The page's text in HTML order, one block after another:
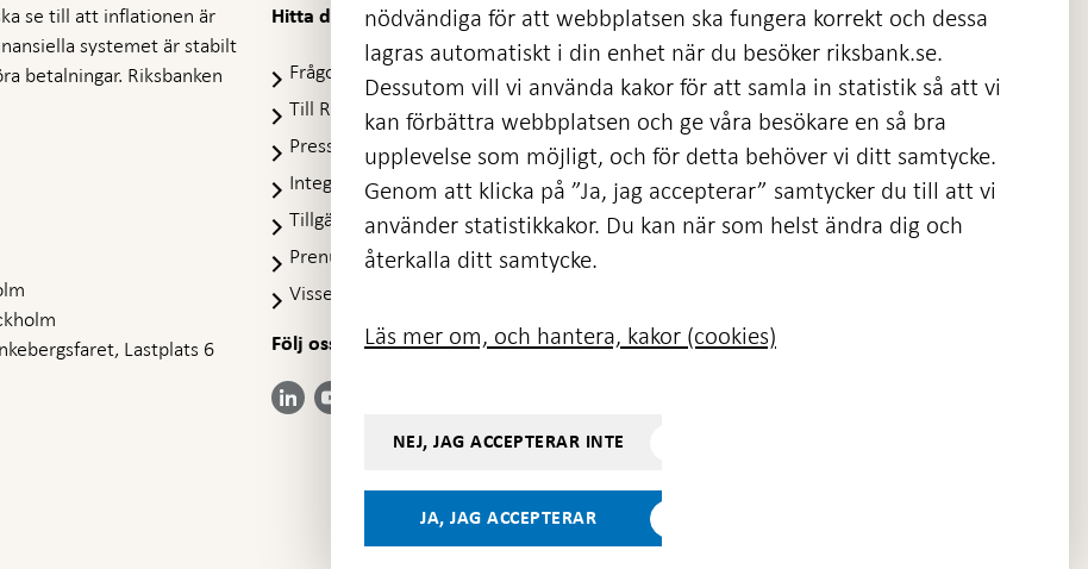
se till att inflationen är
systemet är stabilt
betalningar. Riksbanken
Lastplats 6
Hitta direkt
Frågor och svar
Öppnas
i
ny
flik
Till Riksbankens webbarkiv
Öppnas
ny
flik
Presskontakt
Integritetspolicy
Tillgänglighetsredogörelse
Prenumerera på utskick
Visselblåsning
Följ oss på sociala medier
Dela på:
LinkedIn
Dela på:
YouTube
-
Facebook
i ny flik
Dela
Öppnas
nödvändiga för att webbplatsen ska fungera korrekt och dessa
lagras automatiskt i din enhet när du besöker riksbank.se.
Dessutom vill vi använda kakor för att samla in statistik så att vi
kan förbättra webbplatsen och ge våra besökare en så bra
upplevelse som möjligt, och för detta behöver vi ditt samtycke.
Genom att klicka på ”Ja, jag accepterar” samtycker du till att vi
använder statistikkakor. Du kan när som helst ändra dig och
återkalla ditt samtycke.
Läs mer om, och hantera, kakor (cookies)
NEJ, JAG ACCEPTERAR INTE
JA, JAG ACCEPTERAR